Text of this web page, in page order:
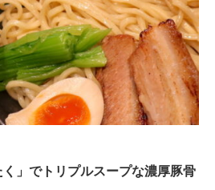
」でトリプルスープな濃厚豚骨